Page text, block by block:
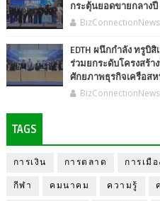
กระตุ้นยอดขายกลางปี
BizConnectionNews
EDTH ผนึกกำลัง ทรูบิ
ร่วมยกระดับโครงสร้า
ศักยภาพธุรกิจเครือส
BizConnectionNews
TAGS
การเงิน การตลาด การเมือ
กีฬา คมนาคม ความรู้